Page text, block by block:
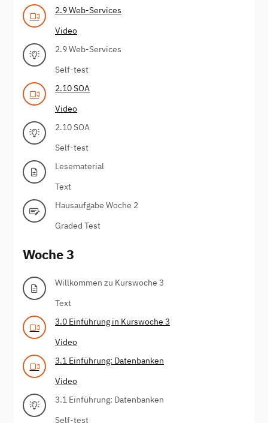
2.9 Web-Services
Video
2.9 Web-Services
Self-test
2.10 SOA
Video
2.10 SOA
Self-test
Lesematerial
Text
Hausaufgabe Woche 2
Graded Test
Woche 3
Willkommen zu Kurswoche 3
Text
3.0 Einführung in Kurswoche 3
Video
3.1 Einführung: Datenbanken
Video
3.1 Einführung: Datenbanken
Self-test